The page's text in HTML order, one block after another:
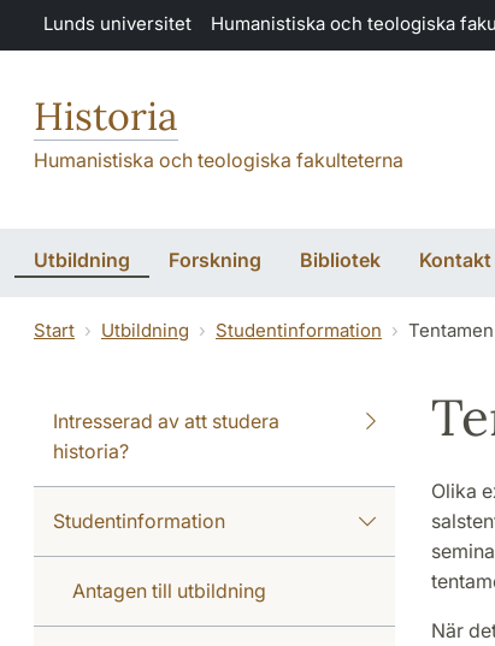
Hoppa till huvudinnehåll
Lunds universitet Humanistiska och teologiska
Historia
Humanistiska och teologiska fakulteterna
Utbildning Forskning Bibliotek Kontakt
Start Utbildning Studentinformation Tentamen
Intresserad av att studera
historia?
Studentinformation
Antagen till utbildning
Olika
När